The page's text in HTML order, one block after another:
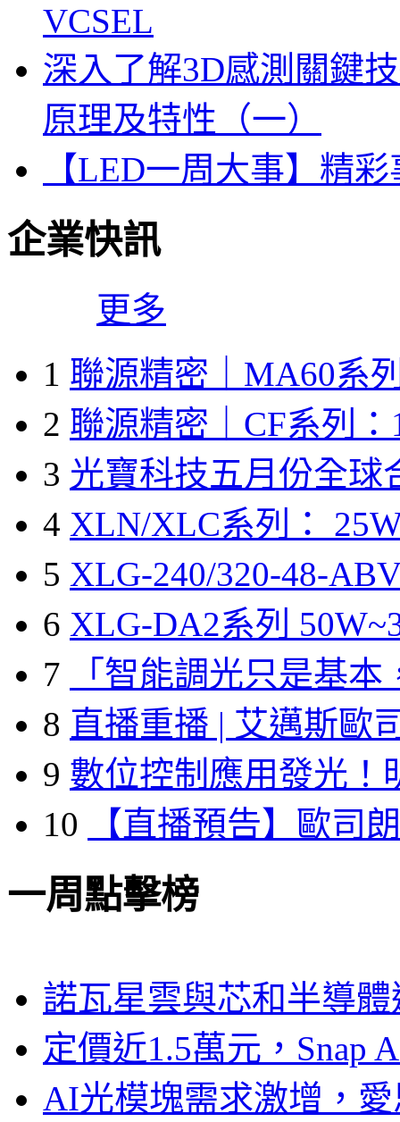
VCSEL
深入了解3D感測關鍵
原理及特性（一）
【LED一周大事】精
企業快訊
更多
1 聯源精密｜MA60系
2 聯源精密｜CF系列：
3 光寶科技五月份全球
4 XLN/XLC系列：
5 XLG-240/320-48-
6 XLG-DA2系列
7
「智能調光只是基本
8 直播重播 | 艾邁斯歐
9 數位控制應用發光！
10
【直播預告】歐司
一周點擊榜
諾瓦星雲與芯和半導
定價近1.5萬元，Snap
AI光模塊需求激增，